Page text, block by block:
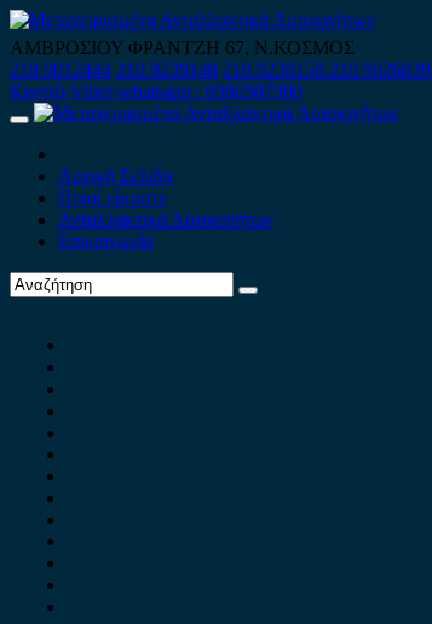
Skip
to
content
ΑΜΒΡΟΣΙΟΥ ΦΡΑΝΤΖΗ 67, Ν.ΚΟΣΜΟΣ
210 9012444 210 9239148 210 9238158 210 9026839
Κινητό-Viber-whatsapp : 6980507900
Primary
Αρχική Σελίδα
Ποιοί είμαστε
Ανταλλακτικά Αυτοκινήτων
Επικοινωνία